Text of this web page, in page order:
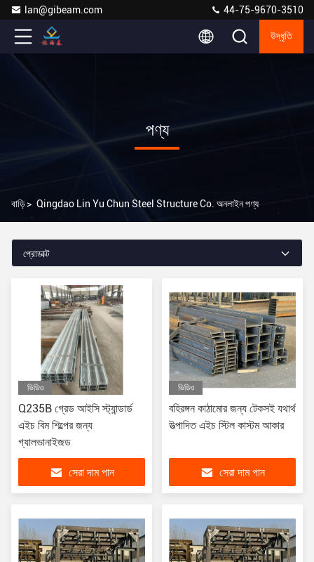
lan@gibeam.com 44-75-9670-3510
উদ্ধৃতি
পণ্য
বাড়ি> Qingdao Lin Yu Chun Steel Structure Co. অনলাইন পণ্য
প্রোডাক্ট
ভিডিও
Q235B গ্রেড আইসি স্ট্যান্ডার্ড
এইচ বিম শিল্পের জন্য
গ্যালভানাইজড
সেরা দাম পান
ভিডিও
বহিরঙ্গন কাঠামোর জন্য টেকসই যথার্থ
উত্পাদিত এইচ স্টিল কাস্টম আকার
সেরা দাম পান